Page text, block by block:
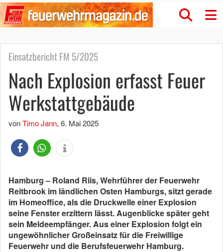
Einsatzbericht FM 5/2025
Nach Explosion erfasst Feuer
Werkstattgebäude
vonTimo Jann, 6. Mai 2025
Hamburg – Roland Riis, Wehrführer der Feuerwehr
Reitbrook im ländlichen Osten Hamburgs, sitzt gerade
im Homeoffice, als die Druckwelle einer Explosion
seine Fenster erzittern lässt. Augenblicke später geht
sein Meldeempfänger. Aus einer Explosion folgt ein
ungewöhnlicher Großeinsatz für die Freiwillige
Feuerwehr und die Berufsfeuerwehr Hamburg.